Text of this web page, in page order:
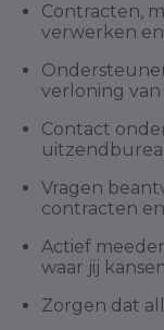
Contracten,
verwerken
verloning
Contact
Vragen
contracten
Actief
waar jij
Zorgen dat